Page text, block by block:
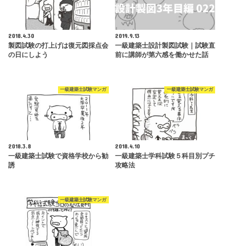
2018.4.30
製図試験の打上げは復元図採点会
の日にしよう
2019.9.13
一級建築士設計製図試験｜試験直
前に講師が第六感を働かせた話
一級建築士試験マンガ
2018.3.8
一級建築士試験で資格学校から勧
誘
一級建築士試験マンガ
2018.4.10
一級建築士学科試験５科目別プチ
攻略法
一級建築士試験マンガ